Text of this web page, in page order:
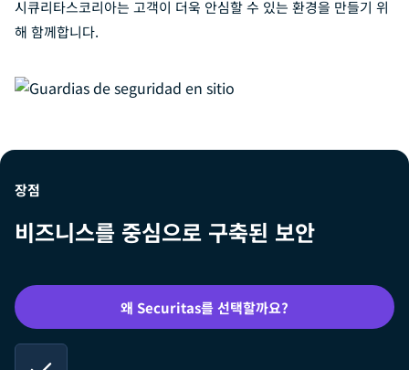
시큐리타스코리아는 고객이 더욱 안심할 수 있는 환경을 만들기 위
해 함께합니다.
장점
비즈니스를 중심으로 구축된 보안
왜 Securitas를 선택할까요?